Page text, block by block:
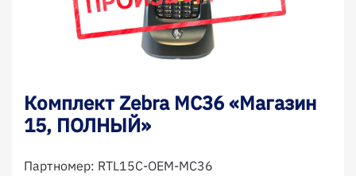
Комплект Zebra MC36 «Магазин
15, ПОЛНЫЙ»
Партномер: RTL15C-OEM-MC36